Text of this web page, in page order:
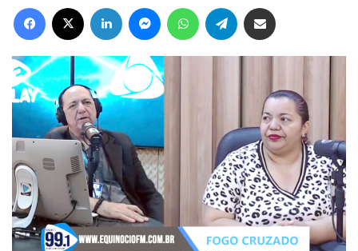
Facebook Linkedin MessengerWhatsAppTelegram